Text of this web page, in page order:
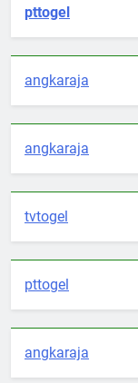
pttogel
angkaraja
angkaraja
tvtogel
pttogel
angkaraja